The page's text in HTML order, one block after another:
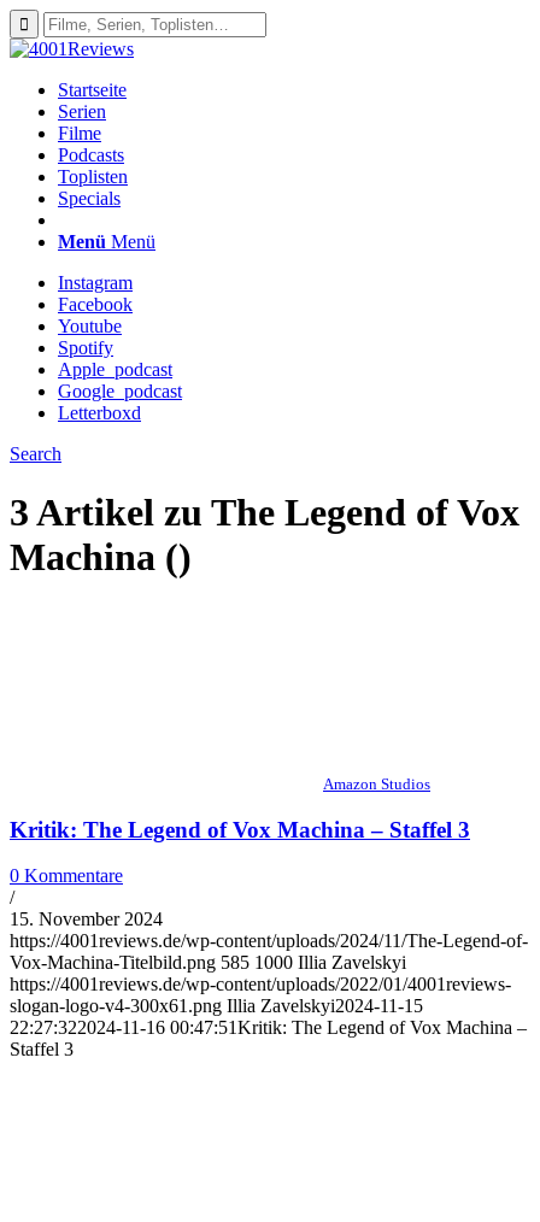
Startseite
Serien
Filme
Podcasts
Toplisten
Specials
Menü Menü
Instagram
Facebook
Youtube
Spotify
Apple_podcast
Google_podcast
Letterboxd
Search
3 Artikel zu The Legend of Vox
Machina ()
Amazon Studios
Kritik: The Legend of Vox Machina – Staffel 3
0 Kommentare
/
15. November 2024
https://4001reviews.de/wp-content/uploads/2024/11/The-Legend-of-
Vox-Machina-Titelbild.png 585 1000 Illia Zavelskyi
https://4001reviews.de/wp-content/uploads/2022/01/4001reviews-
slogan-logo-v4-300x61.png Illia Zavelskyi2024-11-15
22:27:322024-11-16 00:47:51Kritik: The Legend of Vox Machina –
Staffel 3